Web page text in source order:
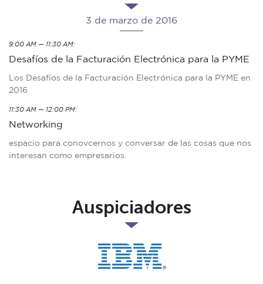
3 de marzo de 2016
9:00 AM — 11:30 AM:
Desafíos de la Facturación Electrónica para la PYME
Los Desafíos de la Facturación Electrónica para la PYME en
2016
11:30 AM — 12:00 PM:
Networking
espacio para conovcernos y conversar de las cosas que nos
interesan como empresarios.
Auspiciadores